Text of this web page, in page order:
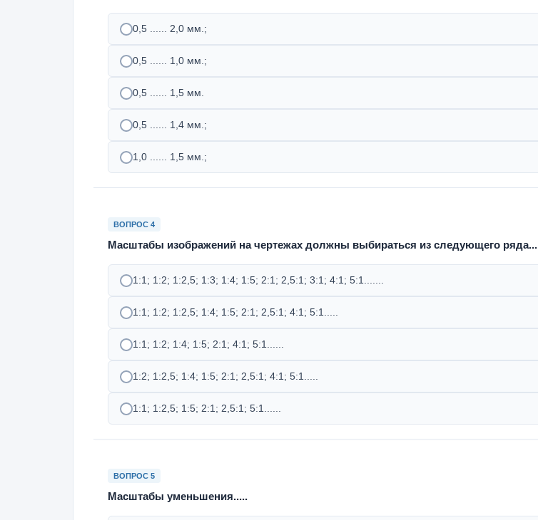
0,5 ...... 2,0 мм.;
0,5 ...... 1,0 мм.;
0,5 ...... 1,5 мм.
0,5 ...... 1,4 мм.;
1,0 ...... 1,5 мм.;
ВОПРОС 4
Масштабы изображений на чертежах должны выбираться из следующего ряда...
1:1; 1:2; 1:2,5; 1:3; 1:4; 1:5; 2:1; 2,5:1; 3:1; 4:1; 5:1.......
1:1; 1:2; 1:2,5; 1:4; 1:5; 2:1; 2,5:1; 4:1; 5:1.....
1:1; 1:2; 1:4; 1:5; 2:1; 4:1; 5:1......
1:2; 1:2,5; 1:4; 1:5; 2:1; 2,5:1; 4:1; 5:1.....
1:1; 1:2,5; 1:5; 2:1; 2,5:1; 5:1......
ВОПРОС 5
Масштабы уменьшения.....